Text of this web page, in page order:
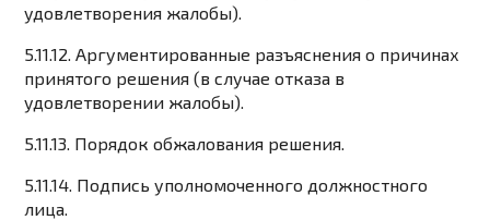
удовлетворения жалобы).
5.11.12. Аргументированные разъяснения о причинах
принятого решения (в случае отказа в
удовлетворении жалобы).
5.11.13. Порядок обжалования решения.
5.11.14. Подпись уполномоченного должностного
лица.